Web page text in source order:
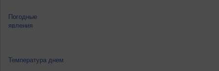
Погодные
явления
Температура днем